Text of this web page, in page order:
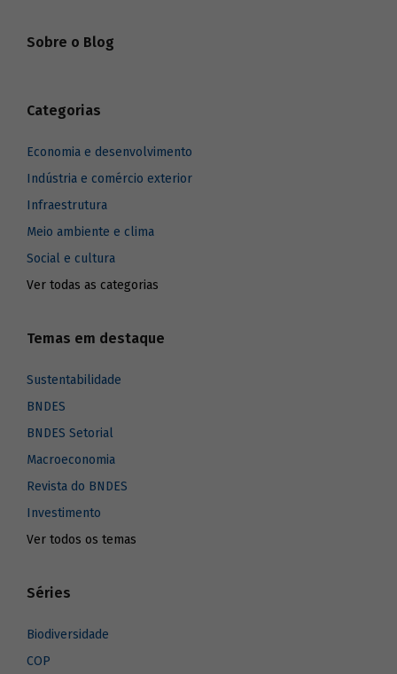
Sobre o Blog
Categorias
Economia e desenvolvimento
Indústria e comércio exterior
Infraestrutura
Meio ambiente e clima
Social e cultura
Ver todas as categorias
Temas em destaque
Sustentabilidade
BNDES
BNDES Setorial
Macroeconomia
Revista do BNDES
Investimento
Ver todos os temas
Séries
Biodiversidade
COP